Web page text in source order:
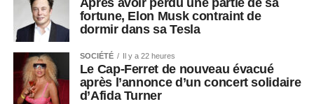
Après avoir perdu une partie de sa
fortune, Elon Musk contraint de
dormir dans sa Tesla
SOCIÉTÉ Il y a 22 heures
Le Cap-Ferret de nouveau évacué
après l’annonce d’un concert solidaire
d’Afida Turner